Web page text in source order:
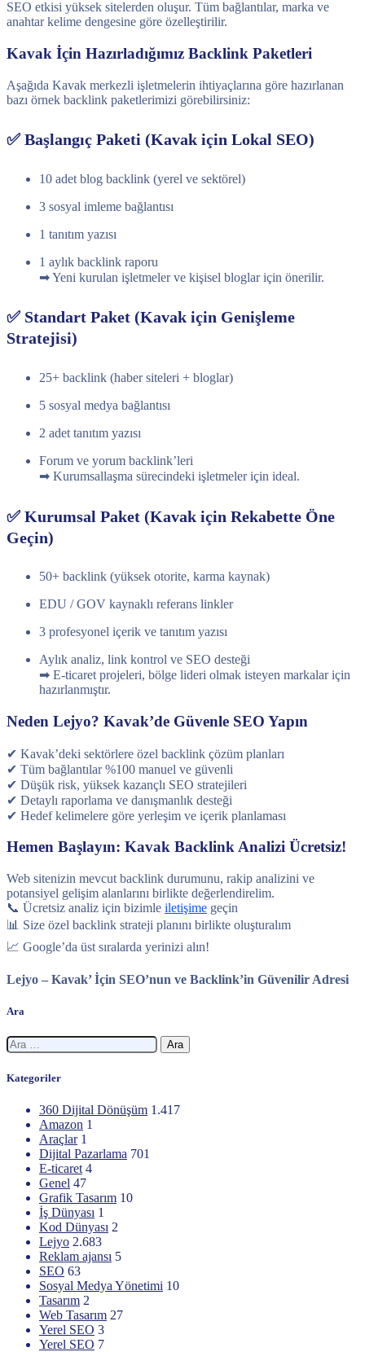
SEO etkisi yüksek sitelerden oluşur. Tüm bağlantılar, marka ve
anahtar kelime dengesine göre özelleştirilir.
Kavak İçin Hazırladığımız Backlink Paketleri
Aşağıda Kavak merkezli işletmelerin ihtiyaçlarına göre hazırlanan
bazı örnek backlink paketlerimizi görebilirsiniz:
✅ Başlangıç Paketi (Kavak için Lokal SEO)
10 adet blog backlink (yerel ve sektörel)
3 sosyal imleme bağlantısı
1 tanıtım yazısı
1 aylık backlink raporu
➡ Yeni kurulan işletmeler ve kişisel bloglar için önerilir.
✅ Standart Paket (Kavak için Genişleme
Stratejisi)
25+ backlink (haber siteleri + bloglar)
5 sosyal medya bağlantısı
2 adet tanıtım yazısı
Forum ve yorum backlink’leri
➡ Kurumsallaşma sürecindeki işletmeler için ideal.
✅ Kurumsal Paket (Kavak için Rekabette Öne
Geçin)
50+ backlink (yüksek otorite, karma kaynak)
EDU / GOV kaynaklı referans linkler
3 profesyonel içerik ve tanıtım yazısı
Aylık analiz, link kontrol ve SEO desteği
➡ E-ticaret projeleri, bölge lideri olmak isteyen markalar için
hazırlanmıştır.
Neden Lejyo? Kavak’de Güvenle SEO Yapın
✔ Kavak’deki sektörlere özel backlink çözüm planları
✔ Tüm bağlantılar %100 manuel ve güvenli
✔ Düşük risk, yüksek kazançlı SEO stratejileri
✔ Detaylı raporlama ve danışmanlık desteği
✔ Hedef kelimelere göre yerleşim ve içerik planlaması
Hemen Başlayın: Kavak Backlink Analizi Ücretsiz!
Web sitenizin mevcut backlink durumunu, rakip analizini ve
potansiyel gelişim alanlarını birlikte değerlendirelim.
📞 Ücretsiz analiz için bizimle iletişime geçin
📊 Size özel backlink strateji planını birlikte oluşturalım
📈 Google’da üst sıralarda yerinizi alın!
Lejyo – Kavak’ İçin SEO’nun ve Backlink’in Güvenilir Adresi
Ara
Arama:
Kategoriler
360 Dijital Dönüşüm 1.417
Amazon 1
Araçlar 1
Dijital Pazarlama 701
E-ticaret 4
Genel 47
Grafik Tasarım 10
İş Dünyası 1
Kod Dünyası 2
Lejyo 2.683
Reklam ajansı 5
SEO 63
Sosyal Medya Yönetimi 10
Tasarım 2
Web Tasarım 27
Yerel SEO 3
Yerel SEO 7